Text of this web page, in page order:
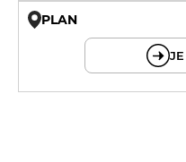
PLAN